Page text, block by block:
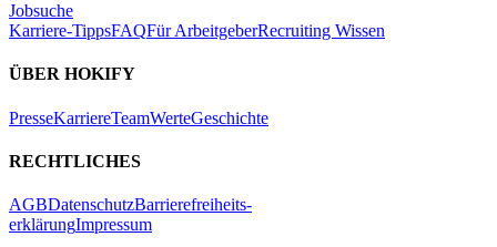
Jobsuche
Karriere-TippsFAQFür ArbeitgeberRecruiting Wissen
ÜBER HOKIFY
PresseKarriereTeamWerteGeschichte
RECHTLICHES
AGBDatenschutzBarrierefreiheits-
erklärungImpressum